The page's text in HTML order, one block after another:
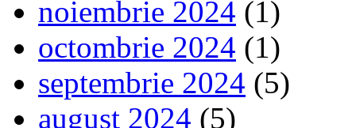
noiembrie 2024 (1)
octombrie 2024 (1)
septembrie 2024 (5)
august 2024 (5)